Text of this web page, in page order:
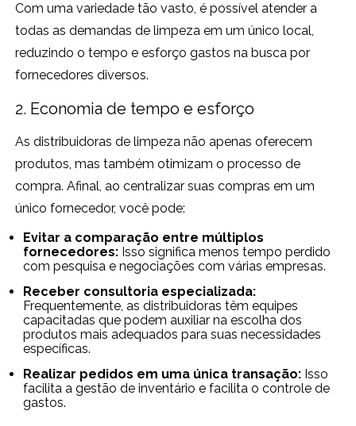
Com uma variedade tão vasto, é possível atender a
todas as demandas de limpeza em um único local,
reduzindo o tempo e esforço gastos na busca por
fornecedores diversos.
2. Economia de tempo e esforço
As distribuidoras de limpeza não apenas oferecem
produtos, mas também otimizam o processo de
compra. Afinal, ao centralizar suas compras em um
único fornecedor, você pode:
Evitar a comparação entre múltiplos
fornecedores: Isso significa menos tempo perdido
com pesquisa e negociações com várias empresas.
Receber consultoria especializada:
Frequentemente, as distribuidoras têm equipes
capacitadas que podem auxiliar na escolha dos
produtos mais adequados para suas necessidades
específicas.
Realizar pedidos em uma única transação: Isso
facilita a gestão de inventário e facilita o controle de
gastos.